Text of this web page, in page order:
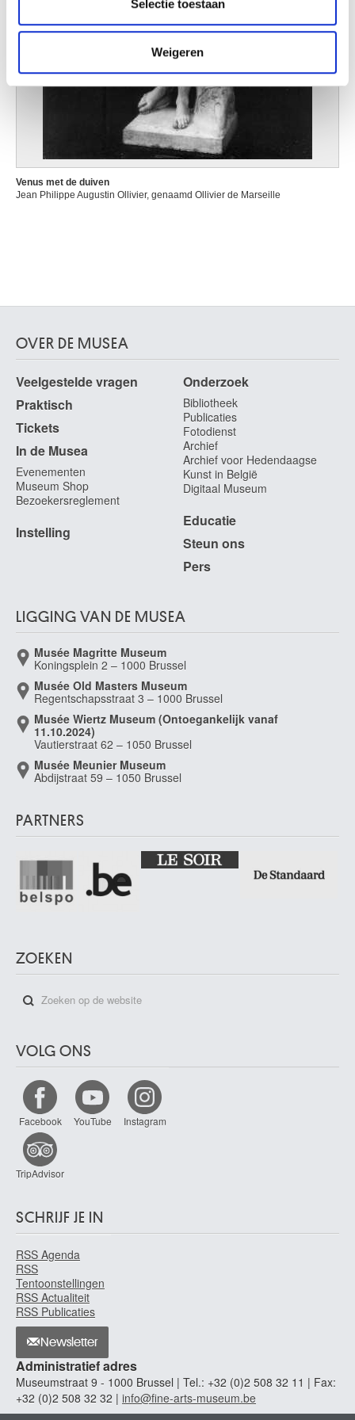
informatie die u aan ze heeft verstrekt of die ze hebben
verzameld op basis van uw gebruik van hun services.
Selectie toestaan
Weigeren
Venus met de duiven
Jean Philippe Augustin Ollivier, genaamd Ollivier de Marseille
OVER DE MUSEA
Veelgestelde vragen
Praktisch
Tickets
In de Musea
Evenementen
Museum Shop
Bezoekersreglement
Instelling
Onderzoek
Bibliotheek
Publicaties
Fotodienst
Archief
Archief voor Hedendaagse
Kunst in België
Digitaal Museum
Educatie
Steun ons
Pers
LIGGING VAN DE MUSEA
Musée Magritte Museum
Koningsplein 2 – 1000 Brussel
Musée Old Masters Museum
Regentschapsstraat 3 – 1000 Brussel
Musée Wiertz Museum (Ontoegankelijk vanaf
11.10.2024)
Vautierstraat 62 – 1050 Brussel
Musée Meunier Museum
Abdijstraat 59 – 1050 Brussel
PARTNERS
ZOEKEN
VOLG ONS
Facebook YouTube Instagram
TripAdvisor
SCHRIJF JE IN
RSS Agenda
RSS
Tentoonstellingen
RSS Actualiteit
RSS Publicaties
Newsletter
Administratief adres
Museumstraat 9 - 1000 Brussel | Tel.: +32 (0)2 508 32 11 | Fax:
+32 (0)2 508 32 32 | info@fine-arts-museum.be